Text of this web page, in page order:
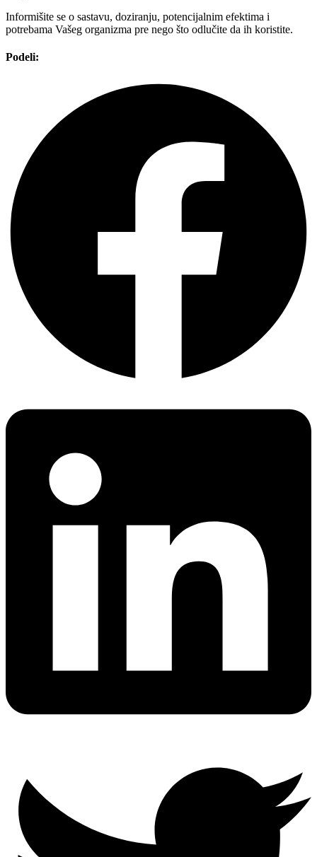
Informišite se o sastavu, doziranju, potencijalnim efektima i
potrebama Vašeg organizma pre nego što odlučite da ih koristite.
Podeli: